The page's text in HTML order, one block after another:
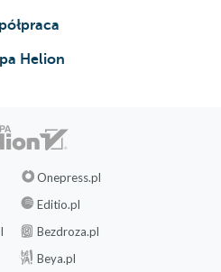
Helion
Onepress.pl
Editio.pl
Bezdroza.pl
Beya.pl